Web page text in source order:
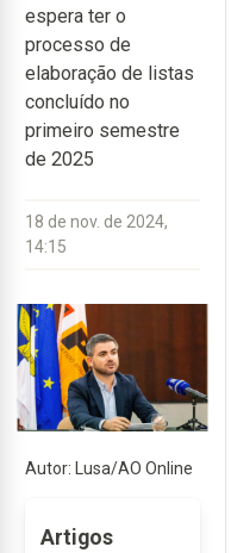
espera ter o
processo de
elaboração de listas
concluído no
primeiro semestre
de 2025
18 de nov. de 2024,
14:15
Autor: Lusa/AO Online
Artigos